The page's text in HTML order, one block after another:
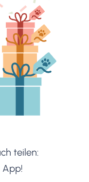
teilen:
App!